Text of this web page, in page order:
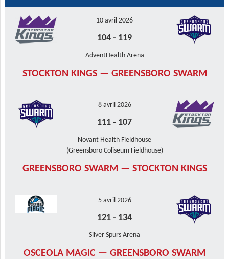
10 avril 2026
104 - 119
AdventHealth Arena
STOCKTON KINGS — GREENSBORO SWARM
8 avril 2026
111 - 107
Novant Health Fieldhouse
(Greensboro Coliseum Fieldhouse)
GREENSBORO SWARM — STOCKTON KINGS
5 avril 2026
121 - 134
Silver Spurs Arena
OSCEOLA MAGIC — GREENSBORO SWARM